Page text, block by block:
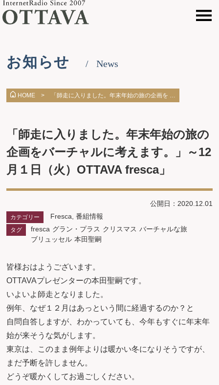
お知らせ News
HOME > 「師走に入りました。年末年始の旅の企画を …
「師走に入りました。年末年始の旅の
企画をバーチャルに考えます。」～12
月１日（火）OTTAVA fresca」
公開日：2020.12.01
カテゴリー Fresca ,番組情報
タグ fresca グラン・プラス クリスマス バーチャルな旅
ブリュッセル 本田聖嗣
皆様おはようございます。
OTTAVAプレゼンターの本田聖嗣です。
いよいよ師走となりました。
例年、なぜ１２月はあっという間に経過するのか？と
自問自答しますが、わかっていても、今年もすぐに年末年
始が来そうな気がします。
東京は、このまま例年よりは暖かい冬になりそうですが、
まだ予断を許しません。
どうぞ暖かくしてお過ごしください。